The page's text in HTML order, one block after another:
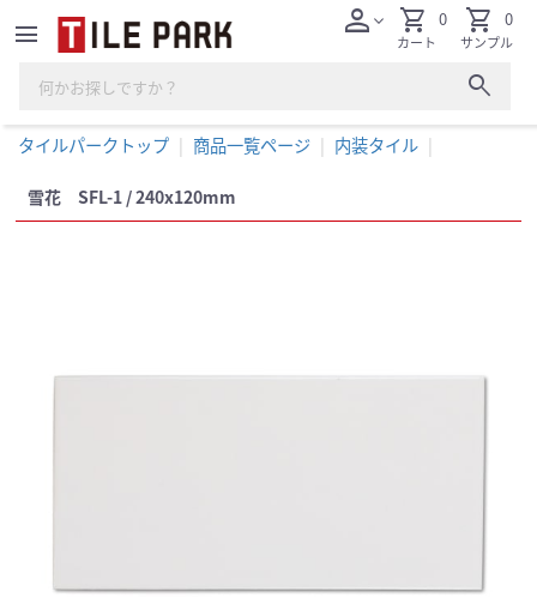
menu
search
personexpand_more shopping_cart
カート
0 shopping_cart
サンプル
0
タイルパークトップ 商品一覧ページ 内装タイル
雪花 SFL-1 / 240x120mm